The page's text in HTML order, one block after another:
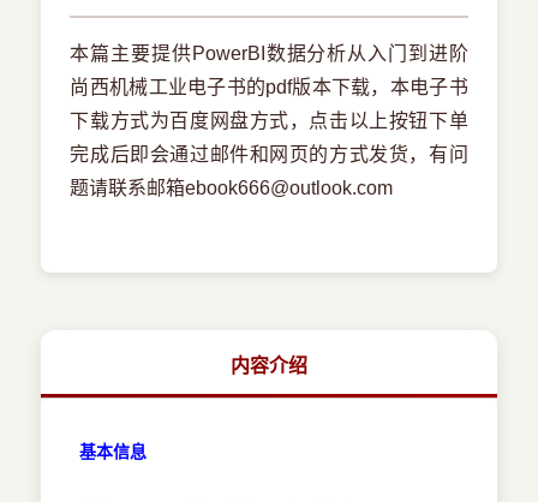
本篇主要提供PowerBI数据分析从入门到进阶
尚西机械工业电子书的pdf版本下载，本电子书
下载方式为百度网盘方式，点击以上按钮下单
完成后即会通过邮件和网页的方式发货，有问
题请联系邮箱ebook666@outlook.com
内容介绍
基本信息